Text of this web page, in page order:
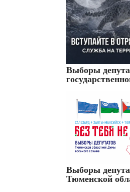
Выборы
Выборы
Тюменской